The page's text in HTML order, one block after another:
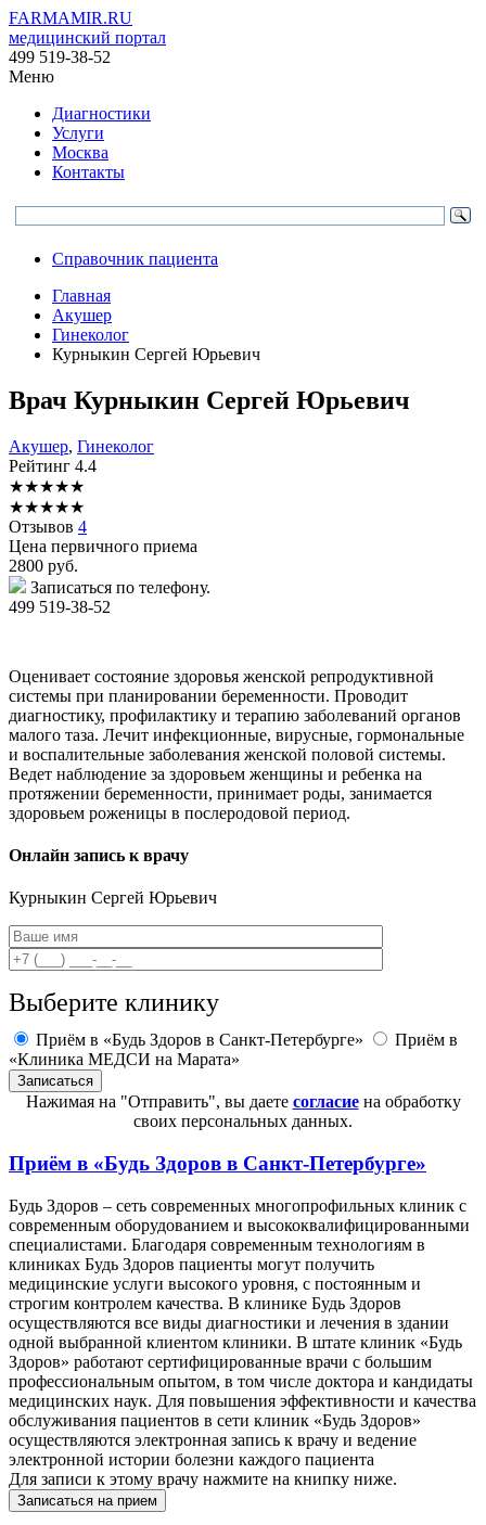
FARMAMIR.RU
медицинский портал
499 519-38-52
Меню
Диагностики
Услуги
Москва
Контакты
Справочник пациента
Главная
Акушер
Гинеколог
Курныкин Сергей Юрьевич
Врач Курныкин Сергей Юрьевич
Акушер, Гинеколог
Рейтинг 4.4
★★★★★
★★★★★
Отзывов 4
Цена первичного приема
2800 руб.
Записаться по телефону.
499 519-38-52
Оценивает состояние здоровья женской репродуктивной
системы при планировании беременности. Проводит
диагностику, профилактику и терапию заболеваний органов
малого таза. Лечит инфекционные, вирусные, гормональные
и воспалительные заболевания женской половой системы.
Ведет наблюдение за здоровьем женщины и ребенка на
протяжении беременности, принимает роды, занимается
здоровьем роженицы в послеродовой период.
Онлайн запись к врачу
Курныкин Сергей Юрьевич
Выберите клинику
Приём в «Будь Здоров в Санкт-Петербурге»
Приём в
«Клиника МЕДСИ на Марата»
Нажимая на "Отправить", вы даете согласиена обработку
своих персональных данных.
Приём в «Будь Здоров в Санкт-Петербурге»
Будь Здоров – сеть современных многопрофильных клиник с
современным оборудованием и высококвалифицированными
специалистами. Благодаря современным технологиям в
клиниках Будь Здоров пациенты могут получить
медицинские услуги высокого уровня, с постоянным и
строгим контролем качества. В клинике Будь Здоров
осуществляются все виды диагностики и лечения в здании
одной выбранной клиентом клиники. В штате клиник «Будь
Здоров» работают сертифицированные врачи с большим
профессиональным опытом, в том числе доктора и кандидаты
медицинских наук. Для повышения эффективности и качества
обслуживания пациентов в сети клиник «Будь Здоров»
осуществляются электронная запись к врачу и ведение
электронной истории болезни каждого пациента
Для записи к этому врачу нажмите на книпку ниже.
Записаться на прием